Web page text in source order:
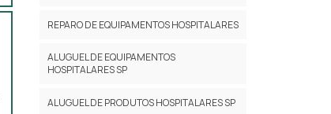
REPARO DE EQUIPAMENTOS HOSPITALARES
ALUGUEL DE EQUIPAMENTOS
HOSPITALARES SP
ALUGUEL DE PRODUTOS HOSPITALARES SP